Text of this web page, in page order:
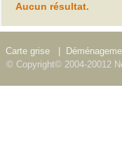
Aucun résultat.
Carte grise
© Copyright© 2004-20012